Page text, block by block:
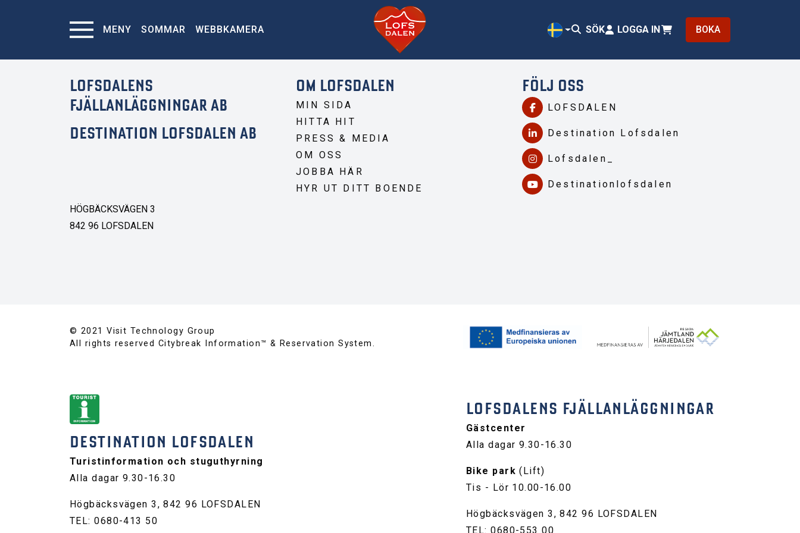
MENY SOMMAR
WEBBKAMERA
SÖK LOGGA IN BOKA
LOFSDALENS
FJÄLLANLÄGGNINGAR AB
DESTINATION LOFSDALEN AB
HÖGBÄCKSVÄGEN 3
842 96 LOFSDALEN
OM LOFSDALEN
MIN SIDA
HITTA HIT
PRESS & MEDIA
OM OSS
JOBBA HÄR
HYR UT DITT BOENDE
FÖLJ OSS
LOFSDALEN
Destination Lofsdalen
Lofsdalen_
Destinationlofsdalen
© 2021 Visit Technology Group
All rights reserved Citybreak Information™ & Reservation System.
DESTINATION LOFSDALEN
Turistinformation och stuguthyrning
Alla dagar 9.30-16.30
Högbäcksvägen 3, 842 96 LOFSDALEN
TEL: 0680-413 50
LOFSDALENS FJÄLLANLÄGGNINGAR
Gästcenter
Alla dagar 9.30-16.30
Bike park (Lift)
Tis - Lör 10.00-16.00
Högbäcksvägen 3, 842 96 LOFSDALEN
TEL: 0680-553 00